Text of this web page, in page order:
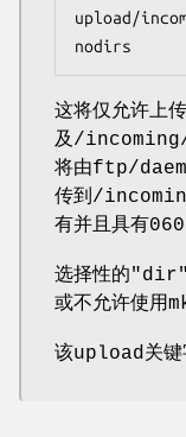
upload/
nodirs
这将仅允许上
及/
将由ftp/
传到/
有并且具有
选择性的
或不允许使用
该upload关键